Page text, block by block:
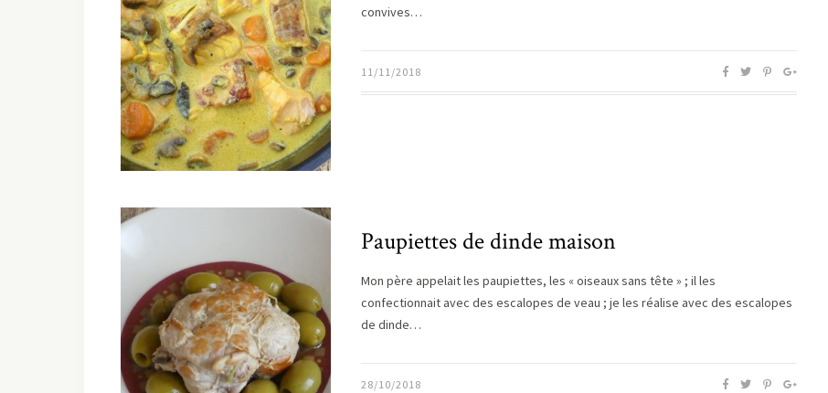
convives…
11/11/2018
Paupiettes de dinde maison
Mon père appelait les paupiettes, les « oiseaux sans tête » ; il les
confectionnait avec des escalopes de veau ; je les réalise avec des escalopes
de dinde…
28/10/2018